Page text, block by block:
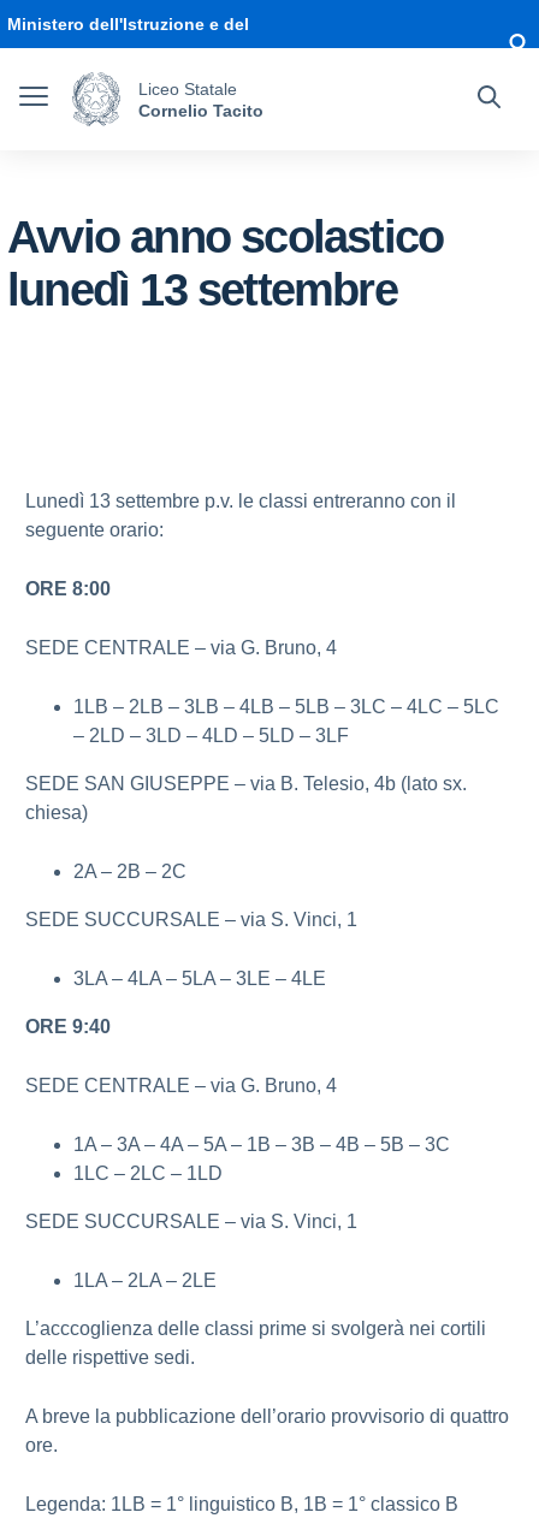
Ministero dell'Istruzione e del
Liceo Statale
Cornelio Tacito
Avvio anno scolastico
lunedì 13 settembre
Lunedì 13 settembre p.v. le classi entreranno con il
seguente orario:
ORE 8:00
SEDE CENTRALE – via G. Bruno, 4
1LB – 2LB – 3LB – 4LB – 5LB – 3LC – 4LC – 5LC
– 2LD – 3LD – 4LD – 5LD – 3LF
SEDE SAN GIUSEPPE – via B. Telesio, 4b (lato sx.
chiesa)
2A – 2B – 2C
SEDE SUCCURSALE – via S. Vinci, 1
3LA – 4LA – 5LA – 3LE – 4LE
ORE 9:40
SEDE CENTRALE – via G. Bruno, 4
1A – 3A – 4A – 5A – 1B – 3B – 4B – 5B – 3C
1LC – 2LC – 1LD
SEDE SUCCURSALE – via S. Vinci, 1
1LA – 2LA – 2LE
L’acccoglienza delle classi prime si svolgerà nei cortili
delle rispettive sedi.
A breve la pubblicazione dell’orario provvisorio di quattro
ore.
Legenda: 1LB = 1° linguistico B, 1B = 1° classico B